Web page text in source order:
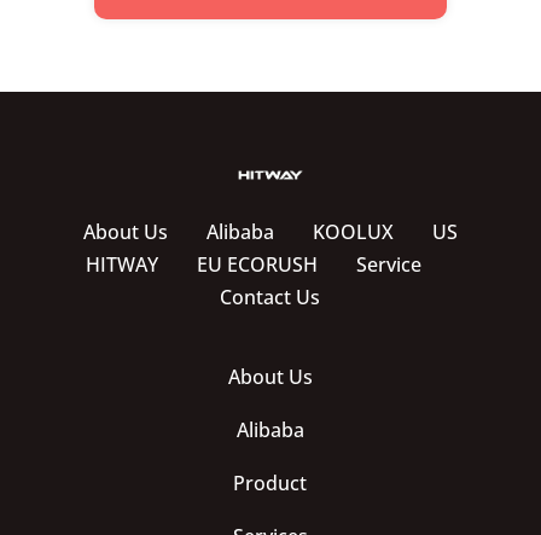
About Us Alibaba KOOLUX
US
HITWAY
EU ECORUSH
Service
Contact Us
About Us
Alibaba
Product